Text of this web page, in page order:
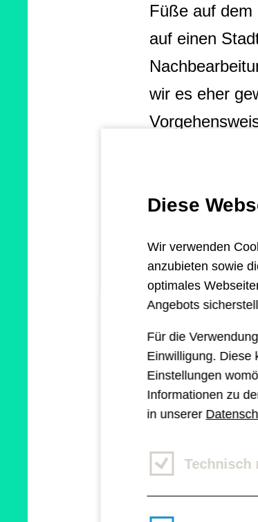
Füße auf dem
auf einen
wir es eher
müssen
haben
Bei BeReal
Posts oder
eine andere
„Daumen
Relevant
Diese
Wir verwenden
anzubieten sowie
optimales
Angebots
Für die
Einwilligung. Diese
Einstellungen
Informationen zu
in unserer
Technisch